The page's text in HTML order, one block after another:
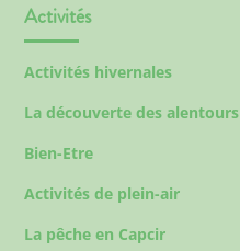
Activités
Activités hivernales
La découverte des alentours
Bien-Etre
Activités de plein-air
La pêche en Capcir